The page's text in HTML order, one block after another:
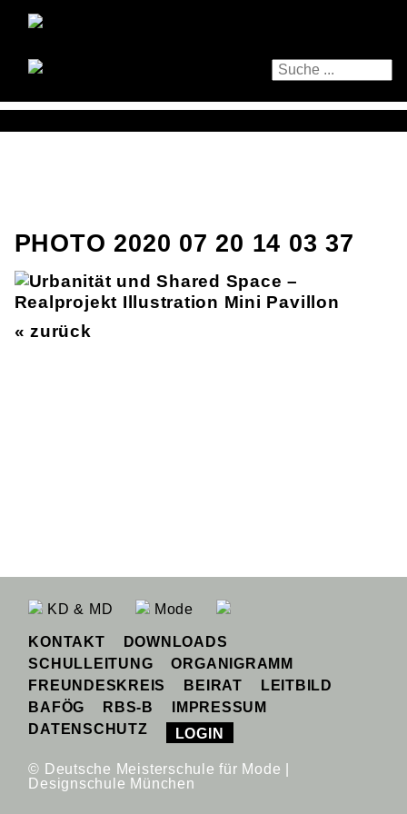
PHOTO 2020 07 20 14 03 37
« zurück
KD & MD Mode
KONTAKT
DOWNLOADS
SCHULLEITUNG
ORGANIGRAMM
FREUNDESKREIS
BEIRAT
LEITBILD
BAFÖG
RBS-B
IMPRESSUM
DATENSCHUTZ
LOGIN
© Deutsche Meisterschule für Mode |
Designschule München